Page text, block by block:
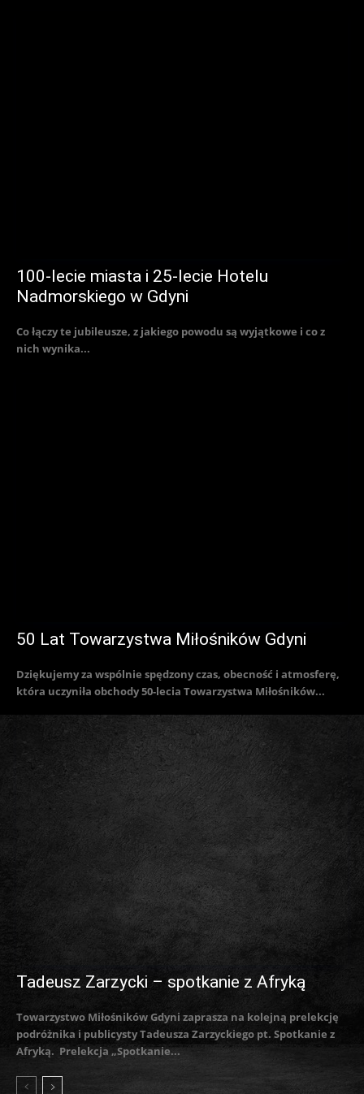
100-lecie miasta i 25-lecie Hotelu
Nadmorskiego w Gdyni
Co łączy te jubileusze, z jakiego powodu są wyjątkowe i co z
nich wynika...
50 Lat Towarzystwa Miłośników Gdyni
Dziękujemy za wspólnie spędzony czas, obecność i atmosferę,
która uczyniła obchody 50-lecia Towarzystwa Miłośników...
Tadeusz Zarzycki – spotkanie z Afryką
Towarzystwo Miłośników Gdyni zaprasza na kolejną prelekcję
podróżnika i publicysty Tadeusza Zarzyckiego pt. Spotkanie z
Afryką. Prelekcja „Spotkanie...